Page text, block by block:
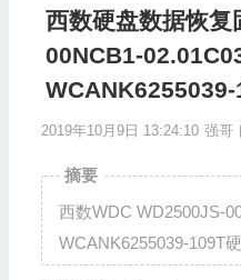
西数硬盘数据恢
00NCB1-
WCANK6255039-
2019年10月9日 13:24:10 强哥
摘要
西数WDC WD2500JS-
WCANK6255039-109T